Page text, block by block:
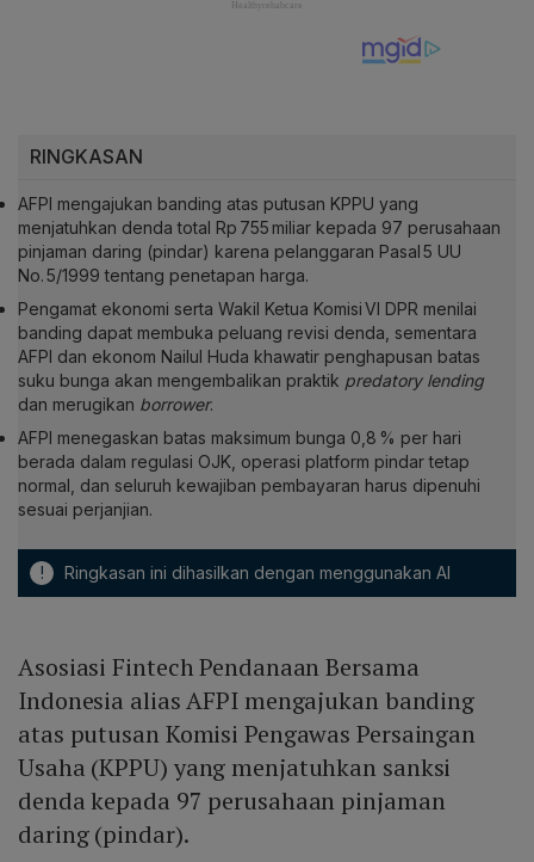
RINGKASAN
AFPI mengajukan banding atas putusan KPPU yang
menjatuhkan denda total Rp 755 miliar kepada 97 perusahaan
pinjaman daring (pindar) karena pelanggaran Pasal 5 UU
No. 5/1999 tentang penetapan harga.
Pengamat ekonomi serta Wakil Ketua Komisi VI DPR menilai
banding dapat membuka peluang revisi denda, sementara
AFPI dan ekonom Nailul Huda khawatir penghapusan batas
suku bunga akan mengembalikan praktik predatory lending
dan merugikan borrower.
AFPI menegaskan batas maksimum bunga 0,8 % per hari
berada dalam regulasi OJK, operasi platform pindar tetap
normal, dan seluruh kewajiban pembayaran harus dipenuhi
sesuai perjanjian.
! Ringkasan ini dihasilkan dengan menggunakan AI
Asosiasi Fintech Pendanaan Bersama
Indonesia alias AFPI mengajukan banding
atas putusan Komisi Pengawas Persaingan
Usaha (KPPU) yang menjatuhkan sanksi
denda kepada 97 perusahaan pinjaman
daring (pindar).